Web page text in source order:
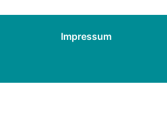
Impressum